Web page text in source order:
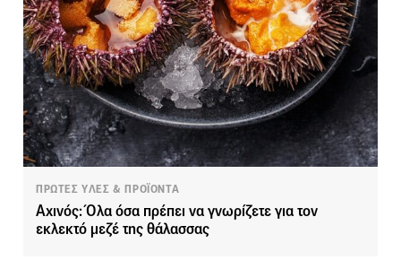
ΠΡΩΤΕΣ ΥΛΕΣ & ΠΡΟΪΟΝΤΑ
Αχινός: Όλα όσα πρέπει να γνωρίζετε για τον
εκλεκτό μεζέ της θάλασσας